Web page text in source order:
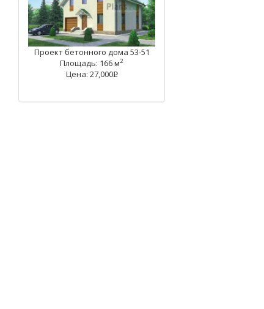
Проект бетонного дома 53-51
Площадь: 166 м2
Цена: 27,000q